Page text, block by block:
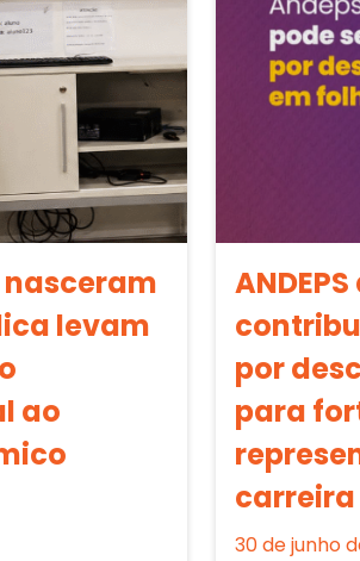
levam
ao
por
para
carreira
30 de junho